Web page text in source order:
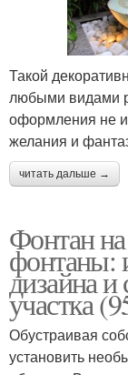
Фонтан
Садовый
Фонтан на
Такой
любыми видами
оформления не
желания и
читать дальше →
Фонтан
фонтаны:
дизайна
участка
Обустраивая
установить